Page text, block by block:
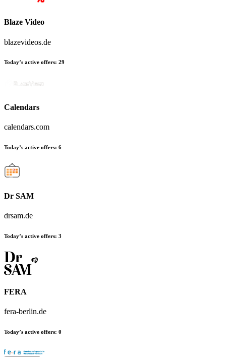
Blaze Video
blazevideos.de
Today’s active offers: 29
Calendars
calendars.com
Today’s active offers: 6
Dr SAM
drsam.de
Today’s active offers: 3
FERA
fera-berlin.de
Today’s active offers: 0